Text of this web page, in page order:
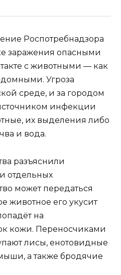
Роспотребнадзора
заражения опасными
с животными — как
Угроза
среде, и за городом
инфекции
их выделения либо
и вода.
разъяснили
отдельных
может передаться
животное его укусит
на
кожи. Переносчиками
лисы, енотовидные
а также бродячие